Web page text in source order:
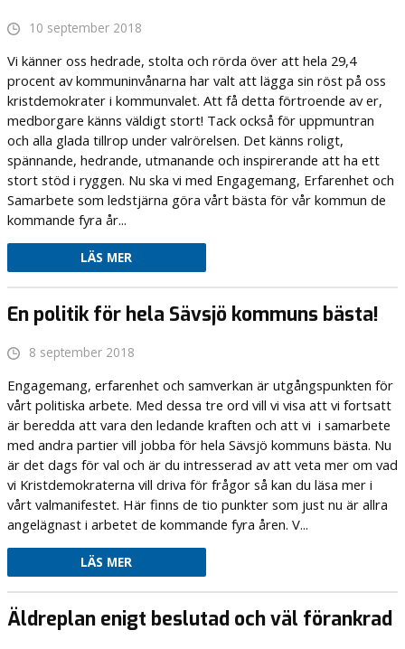
10 september 2018
Vi känner oss hedrade, stolta och rörda över att hela 29,4
procent av kommuninvånarna har valt att lägga sin röst på oss
kristdemokrater i kommunvalet. Att få detta förtroende av er,
medborgare känns väldigt stort! Tack också för uppmuntran
och alla glada tillrop under valrörelsen. Det känns roligt,
spännande, hedrande, utmanande och inspirerande att ha ett
stort stöd i ryggen. Nu ska vi med Engagemang, Erfarenhet och
Samarbete som ledstjärna göra vårt bästa för vår kommun de
kommande fyra år...
LÄS MER
En politik för hela Sävsjö kommuns bästa!
8 september 2018
Engagemang, erfarenhet och samverkan är utgångspunkten för
vårt politiska arbete. Med dessa tre ord vill vi visa att vi fortsatt
är beredda att vara den ledande kraften och att vi i samarbete
med andra partier vill jobba för hela Sävsjö kommuns bästa. Nu
är det dags för val och är du intresserad av att veta mer om vad
vi Kristdemokraterna vill driva för frågor så kan du läsa mer i
vårt valmanifestet. Här finns de tio punkter som just nu är allra
angelägnast i arbetet de kommande fyra åren. V...
LÄS MER
Äldreplan enigt beslutad och väl förankrad